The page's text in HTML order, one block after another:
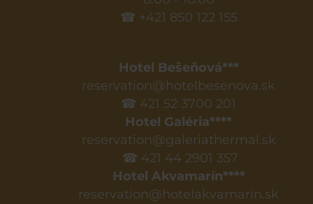
☎ +421 850 122 155
Hotel Bešeňová***
reservation@hotelbesenova.sk
☎ 421 52 3700 201
Hotel Galéria****
reservation@galeriathermal.sk
☎ 421 44 2901 357
Hotel Akvamarín****
reservation@hotelakvamarin.sk